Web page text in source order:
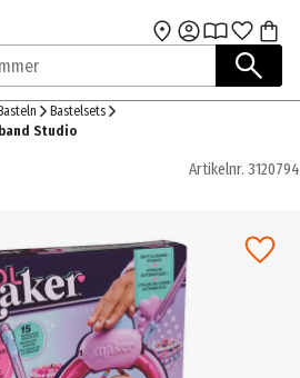
Zum Hauptinhalt
Bastelsets
Studio
Artikelnr. 3120794